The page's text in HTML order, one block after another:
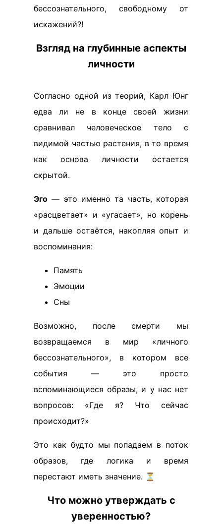
бессознательного, свободному от
искажений?!
Взгляд на глубинные аспекты
личности
Согласно одной из теорий, Карл Юнг
едва ли не в конце своей жизни
сравнивал человеческое тело с
видимой частью растения, в то время
как основа личности остается
скрытой.
Эго — это именно та часть, которая
«расцветает» и «угасает», но корень
и дальше остаётся, накопляя опыт и
воспоминания:
Память
Эмоции
Сны
Возможно, после смерти мы
возвращаемся в мир «личного
бессознательного», в котором все
события — это просто
вспоминающиеся образы, и у нас нет
вопросов: «Где я? Что сейчас
происходит?»
Это как будто мы попадаем в поток
образов, где логика и время
перестают иметь значение. ⏳
Что можно утверждать с
уверенностью?